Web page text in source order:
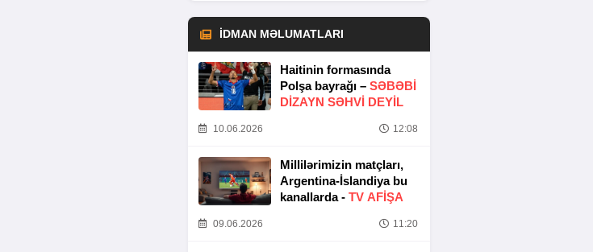
İDMAN MƏLUMATLARI
Haitinin formasında
Polşa bayrağı – SƏBƏBI
DIZAYN SƏHVI DEYIL
10.06.2026 12:08
Millilərimizin matçları,
Argentina-İslandiya bu
kanallarda - TV AFİŞA
09.06.2026 11:20